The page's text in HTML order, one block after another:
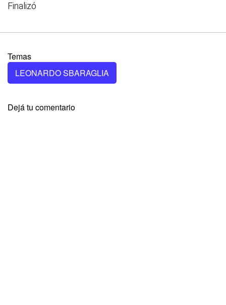
Finalizó
Temas
LEONARDO SBARAGLIA
Dejá tu comentario